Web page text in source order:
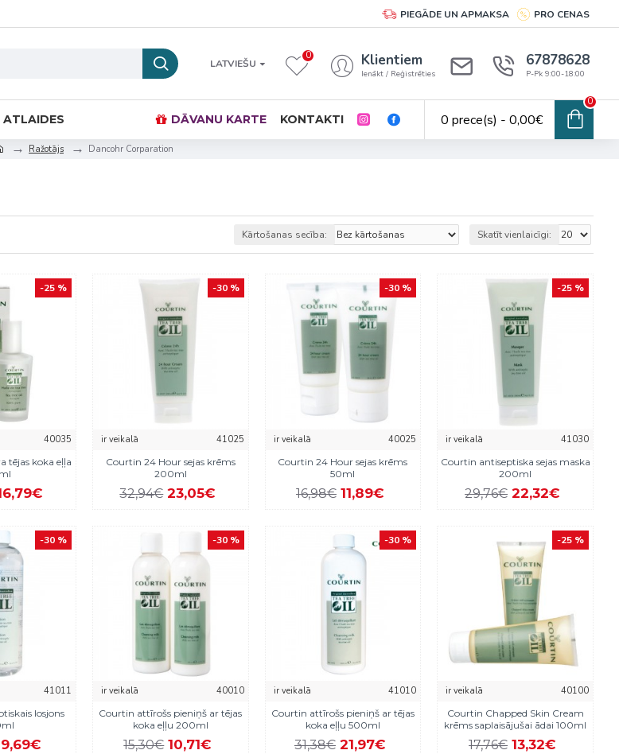
PIEGĀDE UN APMAKSA PRO CENAS
LATVIEŠU
0 Klientiem
Ienākt / Reģistrēties
67878628
P-Pk 9:00-18:00
ATLAIDES DĀVANU KARTE KONTAKTI 0 prece(s) - 0,00€
0
Ražotājs Dancohr Corparation
Kārtošanas secība: Skatīt vienlaicīgi:
-25 %
40035
tējas koka eļļa
-30 %
ir veikalā
41025
Courtin 24 Hour sejas krēms
200ml
32,94€ 23,05€
-30 %
ir veikalā
40025
Courtin 24 Hour sejas krēms
50ml
16,98€ 11,89€
-25 %
ir veikalā
41030
Courtin antiseptiska sejas maska
200ml
29,76€ 22,32€
-30 %
41011
losjons
-30 %
ir veikalā
40010
Courtin attīrošs pieniņš ar tējas
koka eļļu 200ml
15,30€ 10,71€
-30 %
ir veikalā
41010
Courtin attīrošs pieniņš ar tējas
koka eļļu 500ml
31,38€ 21,97€
-25 %
ir veikalā
40100
Courtin Chapped Skin Cream
krēms saplaisājušai ādai 100ml
17,76€ 13,32€